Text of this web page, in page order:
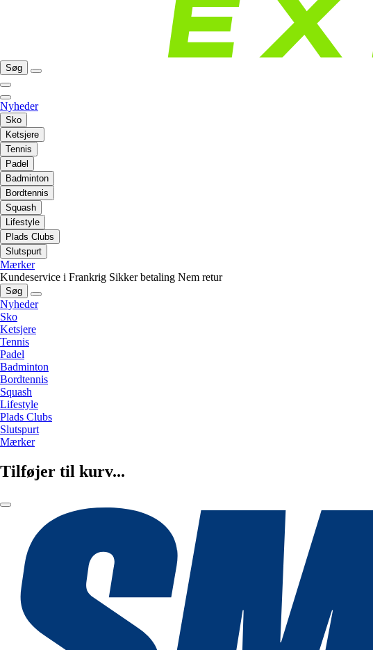
Søg
Nyheder
Sko
Ketsjere
Tennis
Padel
Badminton
Bordtennis
Squash
Lifestyle
Plads Clubs
Slutspurt
Mærker
Kundeservice i Frankrig Sikker betaling Nem retur
Søg
Nyheder
Sko
Ketsjere
Tennis
Padel
Badminton
Bordtennis
Squash
Lifestyle
Plads Clubs
Slutspurt
Mærker
Tilføjer til kurv...